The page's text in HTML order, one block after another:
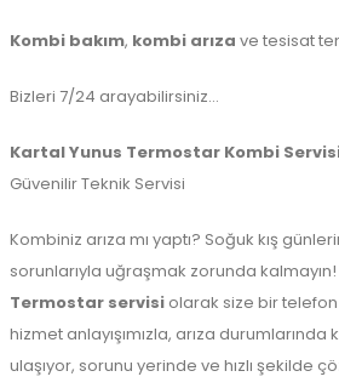
Kombi bakım, kombi arıza ve tesisat
Bizleri 7/24 arayabilirsiniz…
Kartal Yunus Termostar Kombi
Güvenilir Teknik Servisi
Kombiniz arıza mı yaptı? Soğuk kış
sorunlarıyla uğraşmak zorunda kalmayın!
Termostar servisi olarak size bir telefon
hizmet anlayışımızla, arıza
ulaşıyor, sorunu yerinde ve hızlı şekilde